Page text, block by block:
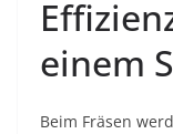
einem
Beim Fräsen